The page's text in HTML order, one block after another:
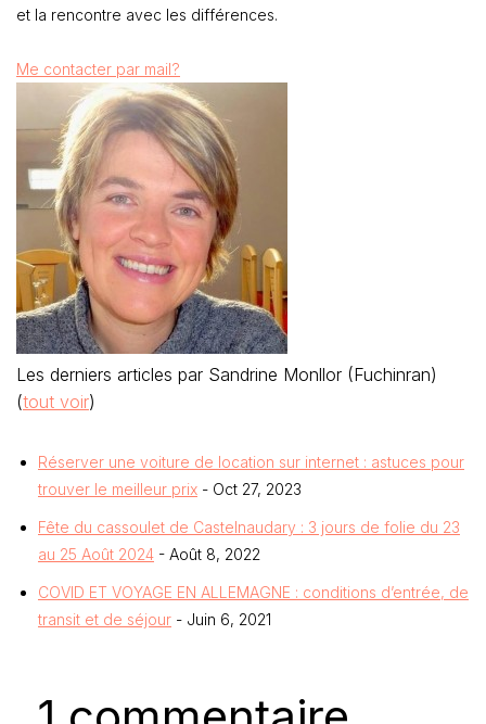
et la rencontre avec les différences.
Me contacter par mail?
Les derniers articles par Sandrine Monllor (Fuchinran)
(tout voir)
Réserver une voiture de location sur internet : astuces pour
trouver le meilleur prix - Oct 27, 2023
Fête du cassoulet de Castelnaudary : 3 jours de folie du 23
au 25 Août 2024 - Août 8, 2022
COVID ET VOYAGE EN ALLEMAGNE : conditions d’entrée, de
transit et de séjour - Juin 6, 2021